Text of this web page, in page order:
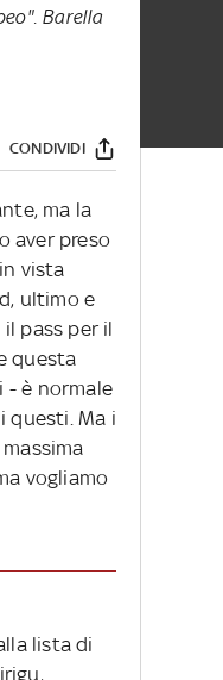
Barella
CONDIVIDI
ma la
aver preso
vista
ultimo e
pass per il
questa
- è normale
questi. Ma i
vogliamo
lista di